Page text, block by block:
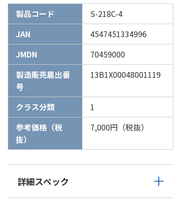
製品コード
S-218C-4
JAN
4547451334996
JMDN
70459000
製造販売届出番
号
13B1X00048001119
クラス分類
1
参考価格（税
抜）
7,000円（税抜）
詳細スペック